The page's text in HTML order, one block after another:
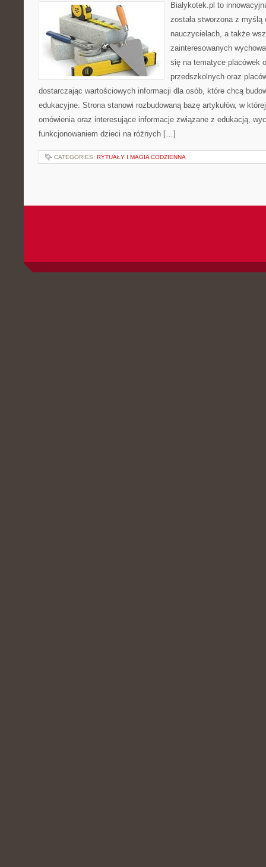
Bialykotek.pl to
została stworzona z
nauczycielach, a także
zainteresowanych
się na tematyce placówek
przedszkolnych oraz
dostarczając wartościowych informacji dla osób, które chcą
edukacyjne. Strona stanowi rozbudowaną bazę artykułów, w
omówienia oraz interesujące informacje związane z edukacją,
funkcjonowaniem dzieci na różnych […]
CATEGORIES: RYTUAŁY I MAGIA CODZIENNA